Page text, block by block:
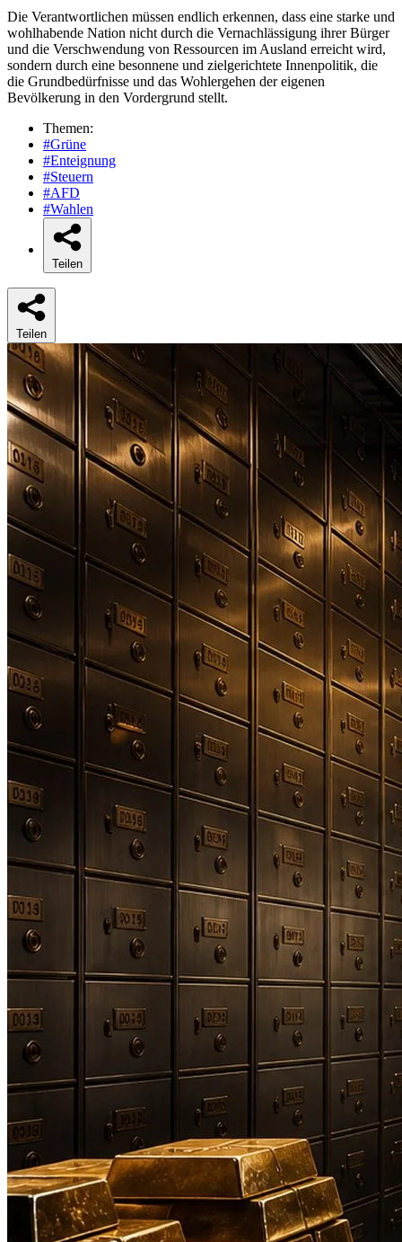
Die Verantwortlichen müssen endlich erkennen, dass eine starke und
wohlhabende Nation nicht durch die Vernachlässigung ihrer Bürger
und die Verschwendung von Ressourcen im Ausland erreicht wird,
sondern durch eine besonnene und zielgerichtete Innenpolitik, die
die Grundbedürfnisse und das Wohlergehen der eigenen
Bevölkerung in den Vordergrund stellt.
Themen:
#Grüne
#Enteignung
#Steuern
#AFD
#Wahlen
Teilen
Teilen